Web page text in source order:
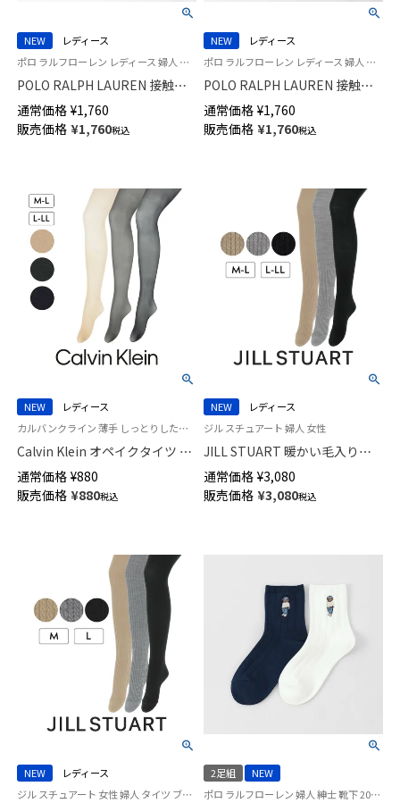
NEW
レディース
ポロ ラルフローレン レディース 婦人 女性 靴下 カジュアル 2026SS
POLO RALPH LAUREN 接触冷
感 タックリブ クルー丈 ソック
ス 03207245
通常価格 ¥1,760
販売価格 ¥1,760税込
NEW
レディース
ポロ ラルフローレン レディース 婦人 女性 靴下 カジュアル 2026SS
POLO RALPH LAUREN 接触冷
感 アイレット クルー丈 ソック
ス 03207244
通常価格 ¥1,760
販売価格 ¥1,760税込
NEW
レディース
カルバンクライン 薄手 しっとりした肌触り 無地 ストッキング
Calvin Klein オペイクタイツ 30
デニール ゾッキシアーサポート
シルクプロテイン加工 消臭糸
股底マチ付き つま先スルー 日
通常価格 ¥880
販売価格 ¥880税込
NEW
レディース
ジル スチュアート 婦人 女性
JILL STUART 暖かい毛入り
2×2 細リブ タイツ かかと付 後
ろヒップマチ付き レディース
01050532
通常価格 ¥3,080
販売価格 ¥3,080税込
NEW
レディース
ジル スチュアート 女性 婦人 タイツ ブランド
2足組
NEW
ポロ ラルフローレン 婦人 紳士 靴下 2025FW